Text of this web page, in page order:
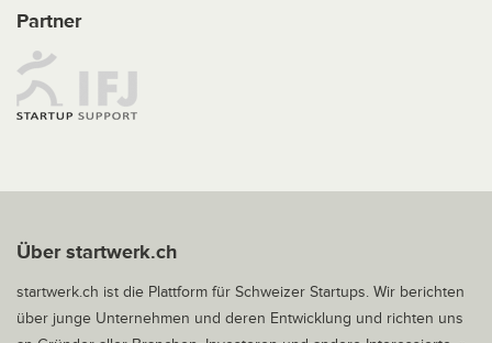
Partner
Über startwerk.ch
startwerk.ch ist die Plattform für Schweizer Startups. Wir berichten
über junge Unternehmen und deren Entwicklung und richten uns